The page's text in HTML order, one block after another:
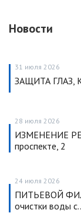
Новости
31 июля 2026
ЗАЩИТА ГЛАЗ,
28 июля 2026
ИЗМЕНЕНИЕ
проспекте, 2
24 июля 2026
ПИТЬЕВОЙ
очистки воды